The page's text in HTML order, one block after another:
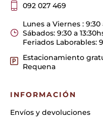
092 027 469
Lunes a Viernes : 9:30
Sábados: 9:30 a
Feriados Laborables:
Estacionamiento
Requena
INFORMACIÓN
Envíos y devoluciones